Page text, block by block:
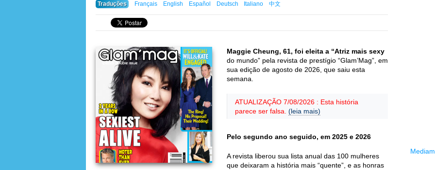
Traduções
Français English Español Deutsch Italiano 中文
Maggie Cheung, 61, foi eleita a “Atriz mais sexy
do mundo” pela revista de prestígio “Glam’Mag”, em
sua edição de agosto de 2026, que saiu esta
semana.
ATUALIZAÇÃO 7/08/2026 : Esta história
parece ser falsa. (leia mais)
Pelo segundo ano seguido, em 2025 e 2026
A revista liberou sua lista anual das 100 mulheres
que deixaram a história mais “quente”, e as honras